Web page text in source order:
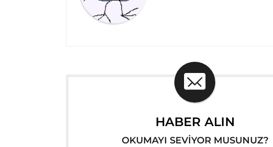
HABER ALIN
OKUMAYI SEVİYOR MUSUNUZ?